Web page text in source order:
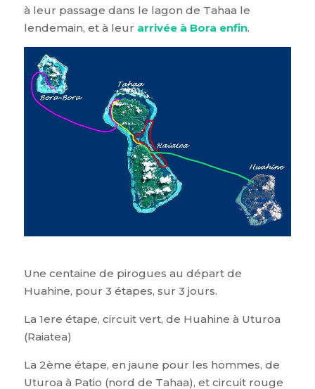
à leur passage dans le lagon de Tahaa le
lendemain, et à leur arrivée à Bora enfin.
Une centaine de pirogues au départ de
Huahine, pour 3 étapes, sur 3 jours.
La 1ere étape, circuit vert, de Huahine à Uturoa
(Raiatea)
La 2ème étape, en jaune pour les hommes, de
Uturoa à Patio (nord de Tahaa), et circuit rouge